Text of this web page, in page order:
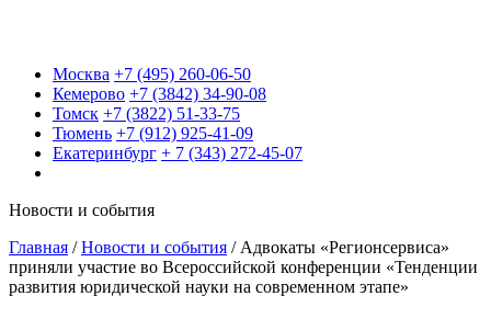
Москва +7 (495) 260-06-50
Кемерово +7 (3842) 34-90-08
Томск +7 (3822) 51-33-75
Тюмень +7 (912) 925-41-09
Екатеринбург + 7 (343) 272-45-07
Новости и события
Главная /Новости и события / Адвокаты «Регионсервиса»
приняли участие во Всероссийской конференции «Тенденции
развития юридической науки на современном этапе»